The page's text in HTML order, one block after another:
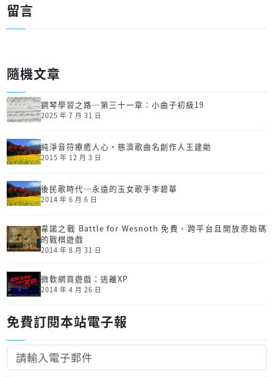
留言
隨機文章
鋼琴學習之路─第三十一章：小曲子初級19
2025 年 7 月 31 日
純淨音符療癒人心‧慈濟歌曲名創作人王建勛
2015 年 12 月 3 日
後民歌時代─永遠的玉女歌手李碧華
2014 年 6 月 6 日
韋諾之戰 Battle for Wesnoth 免費、跨平台且開放原始碼
的戰棋遊戲
2014 年 8 月 31 日
微軟網頁遊戲：逃離XP
2014 年 4 月 26 日
免費訂閱本站電子報